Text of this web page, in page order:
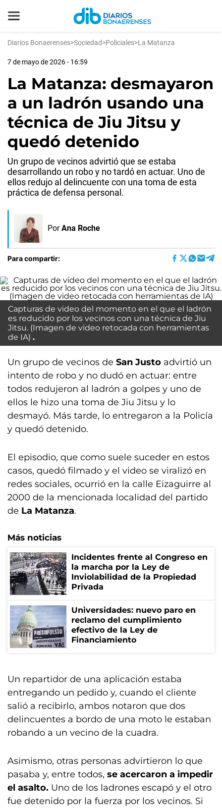
Diarios Bonaerenses>Sociedad>Policiales>La Matanza
7 de mayo de 2026 - 16:59
La Matanza: desmayaron
a un ladrón usando una
técnica de Jiu Jitsu y
quedó detenido
Un grupo de vecinos advirtió que se estaba
desarrollando un robo y no tardó en actuar. Uno de
ellos redujo al delincuente con una toma de esta
práctica de defensa personal.
Por Ana Roche
Para compartir:
Capturas de video del momento en el que el ladrón
es reducido por los vecinos con una técnica de Jiu
Jitsu. (Imagen de video retocada con herramientas
de IA)
Un grupo de vecinos de San Justo advirtió un
intento de robo y no dudó en actuar: entre
todos redujeron al ladrón a golpes y uno de
ellos le hizo una toma de Jiu Jitsu y lo
desmayó. Más tarde, lo entregaron a la Policía
y quedó detenido.
El episodio, que como suele suceder en estos
casos, quedó filmado y el video se viralizó en
redes sociales, ocurrió en la calle Eizaguirre al
2000 de la mencionada localidad del partido
de La Matanza.
Más noticias
Incidentes frente al Congreso en
la marcha por la Ley de
Inviolabilidad de la Propiedad
Privada
Universidades: nuevo paro en
reclamo del cumplimiento
efectivo de la Ley de
Financiamiento
Un repartidor de una aplicación estaba
entregando un pedido y, cuando el cliente
salió a recibirlo, ambos notaron que dos
delincuentes a bordo de una moto le estaban
robando a un vecino de la cuadra.
Asimismo, otras personas advirtieron lo que
pasaba y, entre todos, se acercaron a impedir
el asalto. Uno de los ladrones escapó y el otro
fue detenido por la fuerza por los vecinos. Si